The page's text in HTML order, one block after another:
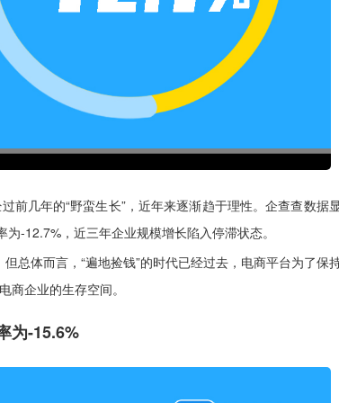
几年的“野蛮生长”，近年来逐渐趋于理性。企查查数据
-12.7%，近三年企业规模增长陷入停滞状态。
总体而言，“遍地捡钱”的时代已经过去，电商平台为了保
商企业的生存空间。
为-15.6%